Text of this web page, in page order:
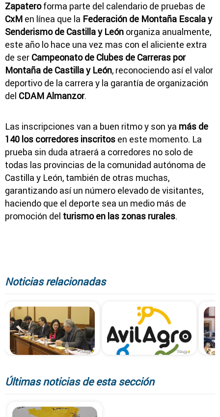
Zapateroforma parte del calendario de pruebas de
CxM en línea que la Federación de Montaña Escala y
Senderismo de Castilla y León organiza anualmente,
este año lo hace una vez mas con el aliciente extra
de ser Campeonato de Clubes de Carreras por
Montaña de Castilla y León, reconociendo así el valor
deportivo de la carrera y la garantía de organización
del CDAM Almanzor.
Las inscripciones van a buen ritmo y son ya más de
140 los corredores inscritos en este momento. La
prueba sin duda atraerá a corredores no solo de
todas las provincias de la comunidad autónoma de
Castilla y León, también de otras muchas,
garantizando así un número elevado de visitantes,
haciendo que el deporte sea un medio más de
promoción del turismo en las zonas rurales.
Noticias relacionadas
Últimas noticias de esta sección